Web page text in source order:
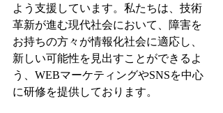
よう支援しています。私たちは、技術
革新が進む現代社会において、障害を
お持ちの方々が情報化社会に適応し、
新しい可能性を見出すことができるよ
う、WEBマーケティングやSNSを中心
に研修を提供しております。